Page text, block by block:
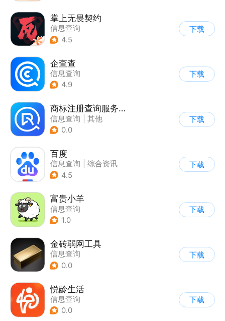
掌上无畏契约
信息查询
4.5
下载
企查查
信息查询
4.9
下载
商标注册查询服务软件
信息查询
其他
0.0
下载
百度
信息查询
综合资讯
4.5
下载
富贵小羊
信息查询
1.0
下载
金砖弱网工具
信息查询
0.0
下载
悦龄生活
信息查询
0.0
下载